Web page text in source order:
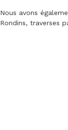
Nous avons
Rondins, traverses